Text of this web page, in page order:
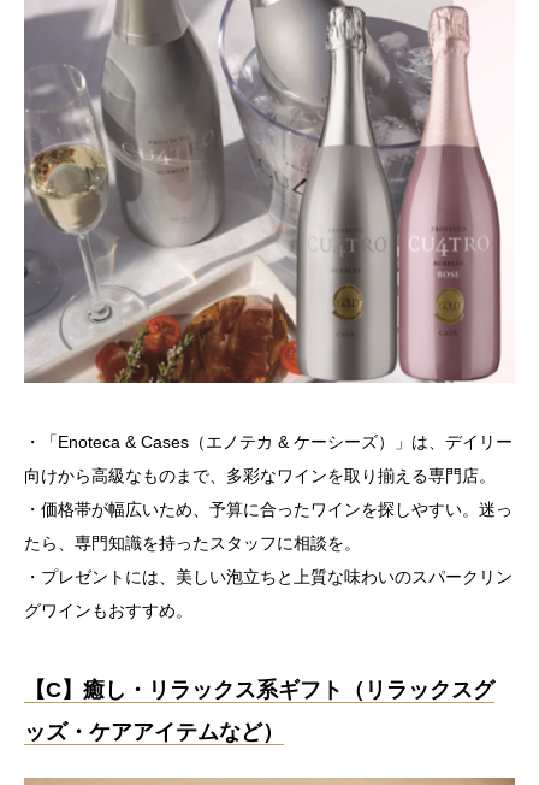
・「Enoteca & Cases（エノテカ & ケーシーズ）」は、デイリー
向けから高級なものまで、多彩なワインを取り揃える専門店。
・価格帯が幅広いため、予算に合ったワインを探しやすい。迷っ
たら、専門知識を持ったスタッフに相談を。
・プレゼントには、美しい泡立ちと上質な味わいのスパークリン
グワインもおすすめ。
【C】癒し・リラックス系ギフト（リラックスグ
ッズ・ケアアイテムなど）